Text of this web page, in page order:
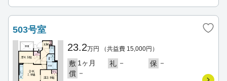
503号室
23.2万円 （共益費 15,000円）
敷 1ヶ月 礼 － 保 －
償 －